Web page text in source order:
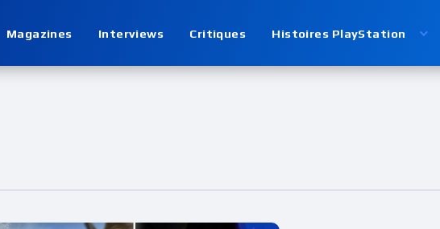
Magazines Interviews Critiques Histoires PlayStation